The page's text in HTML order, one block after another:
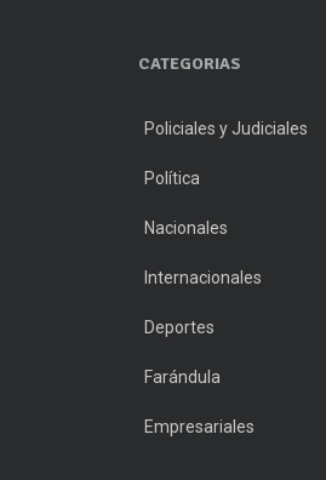
CATEGORIAS
Policiales y Judiciales
Política
Nacionales
Internacionales
Deportes
Farándula
Empresariales